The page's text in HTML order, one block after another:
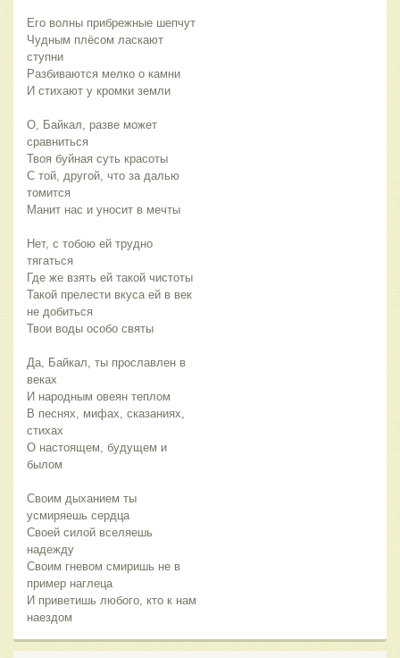
Его волны прибрежные шепчут
Чудным плёсом ласкают
ступни
Разбиваются мелко о камни
И стихают у кромки земли
О, Байкал, разве может
сравниться
Твоя буйная суть красоты
С той, другой, что за далью
томится
Манит нас и уносит в мечты
Нет, с тобою ей трудно
тягаться
Где же взять ей такой чистоты
Такой прелести вкуса ей в век
не добиться
Твои воды особо святы
Да, Байкал, ты прославлен в
веках
И народным овеян теплом
В песнях, мифах, сказаниях,
стихах
О настоящем, будущем и
былом
Своим дыханием ты
усмиряешь сердца
Своей силой вселяешь
надежду
Своим гневом смиришь не в
пример наглеца
И приветишь любого, кто к нам
наездом